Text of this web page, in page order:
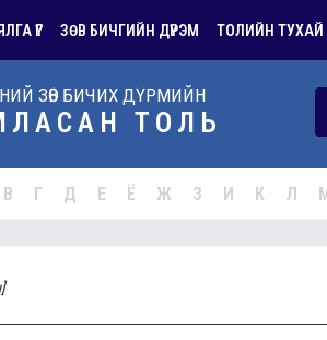
ҮГ ЗӨВ БИЧГИЙН ДҮРЭМ ТОЛИЙН ТУХАЙ
ЗӨВ БИЧИХ ДҮРМИЙН
ТОЛЬ
В Г Д Е Ё Ж З И К Л